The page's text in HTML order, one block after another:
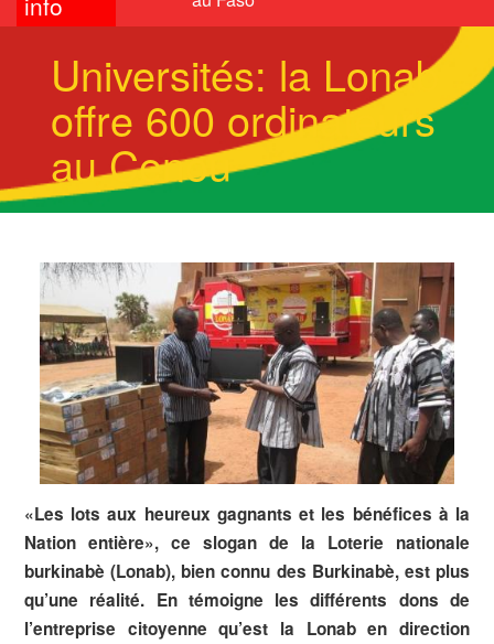
Universités: la Lonab
offre 600 ordinateurs
au Cenou
Image
«Les lots aux heureux gagnants et les bénéfices à la
Nation entière», ce slogan de la Loterie nationale
burkinabè (Lonab), bien connu des Burkinabè, est plus
qu’une réalité. En témoigne les différents dons de
l’entreprise citoyenne qu’est la Lonab en direction